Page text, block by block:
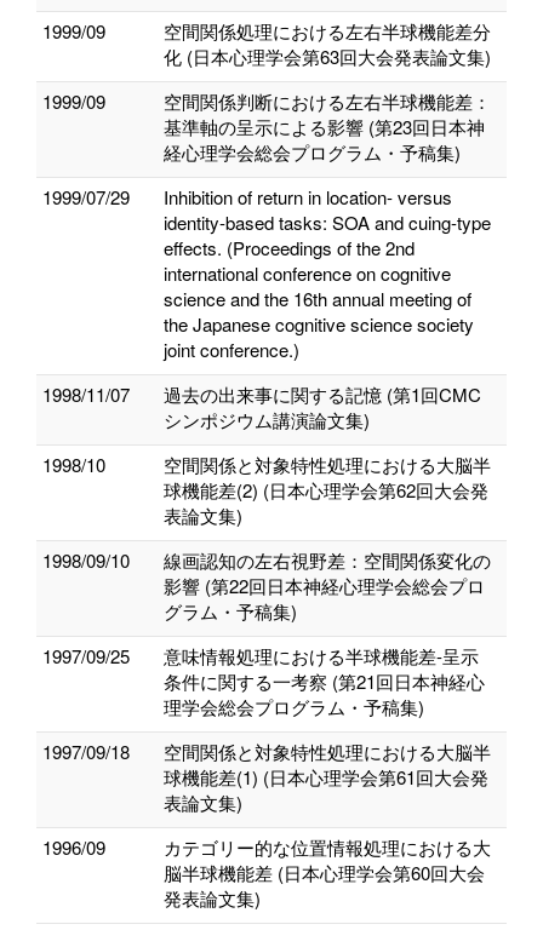
1999/09
空間関係処理における左右半球機能差分
化 (日本心理学会第63回大会発表論文集)
1999/09
空間関係判断における左右半球機能差：
基準軸の呈示による影響 (第23回日本神
経心理学会総会プログラム・予稿集)
1999/07/29
Inhibition of return in location- versus
identity-based tasks: SOA and cuing-type
effects. (Proceedings of the 2nd
international conference on cognitive
science and the 16th annual meeting of
the Japanese cognitive science society
joint conference.)
1998/11/07
過去の出来事に関する記憶 (第1回CMC
シンポジウム講演論文集)
1998/10
空間関係と対象特性処理における大脳半
球機能差(2) (日本心理学会第62回大会発
表論文集)
1998/09/10
線画認知の左右視野差：空間関係変化の
影響 (第22回日本神経心理学会総会プロ
グラム・予稿集)
1997/09/25
意味情報処理における半球機能差-呈示
条件に関する一考察 (第21回日本神経心
理学会総会プログラム・予稿集)
1997/09/18
空間関係と対象特性処理における大脳半
球機能差(1) (日本心理学会第61回大会発
表論文集)
1996/09
カテゴリー的な位置情報処理における大
脳半球機能差 (日本心理学会第60回大会
発表論文集)